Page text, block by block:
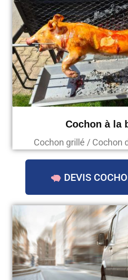
Cochon à la
Cochon grillé / Cochon
DEVIS